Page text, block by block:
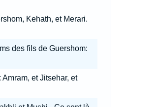
Kehath, et Merari.
des fils de Guershom:
et Jitsehar, et